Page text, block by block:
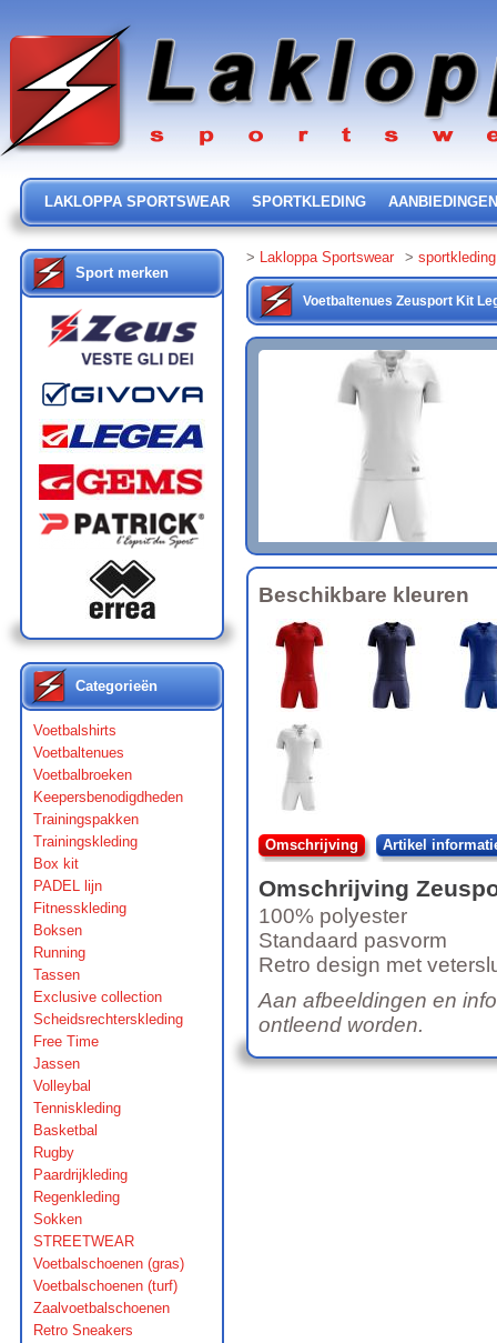
LAKLOPPA SPORTSWEAR SPORTKLEDING AANBIEDINGEN
Sport merken
Categorieën
Voetbalshirts
Voetbaltenues
Voetbalbroeken
Keepersbenodigdheden
Trainingspakken
Trainingskleding
Box kit
PADEL lijn
Fitnesskleding
Boksen
Running
Tassen
Exclusive collection
Scheidsrechterskleding
Free Time
Jassen
Volleybal
Tenniskleding
Basketbal
Rugby
Paardrijkleding
Regenkleding
Sokken
STREETWEAR
Voetbalschoenen (gras)
Voetbalschoenen (turf)
Zaalvoetbalschoenen
Retro Sneakers
> Lakloppa Sportswear > sportkleding
Voetbaltenues Zeusport Kit
Beschikbare kleuren
Omschrijving Artikel
Omschrijving
100% polyester
Standaard pasvorm
Retro design met
Aan afbeeldingen en
ontleend worden.